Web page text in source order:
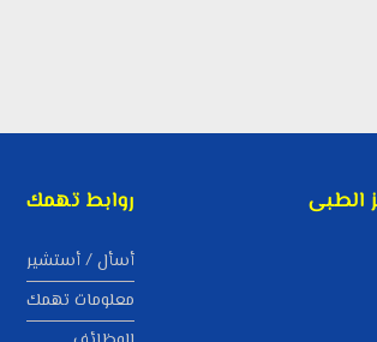
الطبى روابط تهمك
أسأل / أستشير
معلومات تهمك